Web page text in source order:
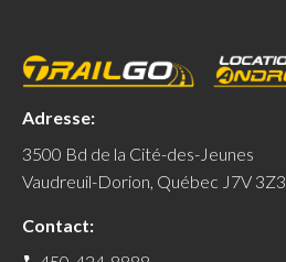
Adresse:
3500 Bd de la Cité-des-Jeunes
Vaudreuil-Dorion, Québec J7V 3Z3
Contact: